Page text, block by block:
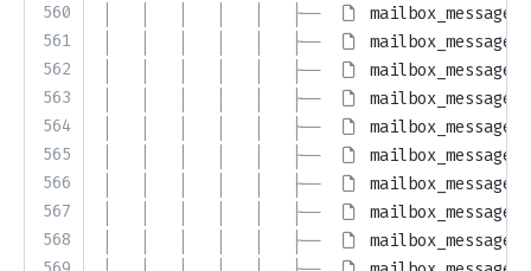
560
561
562
563
564
565
566
567
568
│   │   │   │   │   ├──
│   │   │   │   │   ├──
│   │   │   │   │   ├──
│   │   │   │   │   ├──
│   │   │   │   │   ├──
│   │   │   │   │   ├──
│   │   │   │   │   ├──
│   │   │   │   │   ├──
│   │   │   │   │   ├──